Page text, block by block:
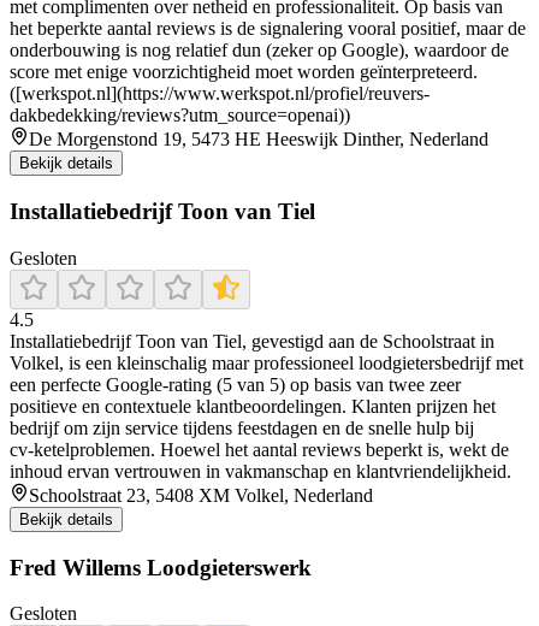
met complimenten over netheid en professionaliteit. Op basis van
het beperkte aantal reviews is de signalering vooral positief, maar de
onderbouwing is nog relatief dun (zeker op Google), waardoor de
score met enige voorzichtigheid moet worden geïnterpreteerd.
([werkspot.nl](https://www.werkspot.nl/profiel/reuvers-
dakbedekking/reviews?utm_source=openai))
De Morgenstond 19, 5473 HE Heeswijk Dinther, Nederland
Bekijk details
Installatiebedrijf Toon van Tiel
Gesloten
4.5
Installatiebedrijf Toon van Tiel, gevestigd aan de Schoolstraat in
Volkel, is een kleinschalig maar professioneel loodgietersbedrijf met
een perfecte Google‑rating (5 van 5) op basis van twee zeer
positieve en contextuele klantbeoordelingen. Klanten prijzen het
bedrijf om zijn service tijdens feestdagen en de snelle hulp bij
cv‑ketelproblemen. Hoewel het aantal reviews beperkt is, wekt de
inhoud ervan vertrouwen in vakmanschap en klantvriendelijkheid.
Schoolstraat 23, 5408 XM Volkel, Nederland
Bekijk details
Fred Willems Loodgieterswerk
Gesloten